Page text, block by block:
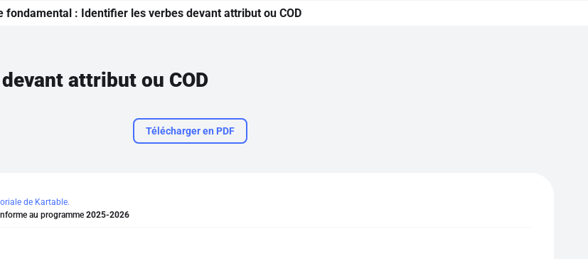
fondamental : Identifier les verbes devant attribut ou COD
attribut ou COD
Télécharger en PDF
de Kartable.
au programme 2025-2026